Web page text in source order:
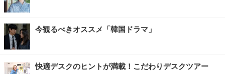
今観るべきオススメ「韓国ドラマ」
快適デスクのヒントが満載！こだわりデスクツアー